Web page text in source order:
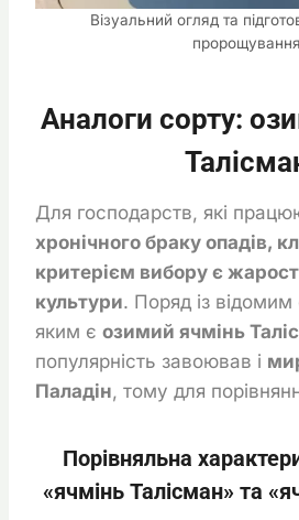
Візуальний огляд та
пророщування
Аналоги сорту:
Для господарств, які
хронічного браку опадів,
критерієм вибору є
культури. Поряд із
яким є озимий ячмінь
популярність завоював і
Паладін, тому для
Порівняльна
«ячмінь Талісман» та